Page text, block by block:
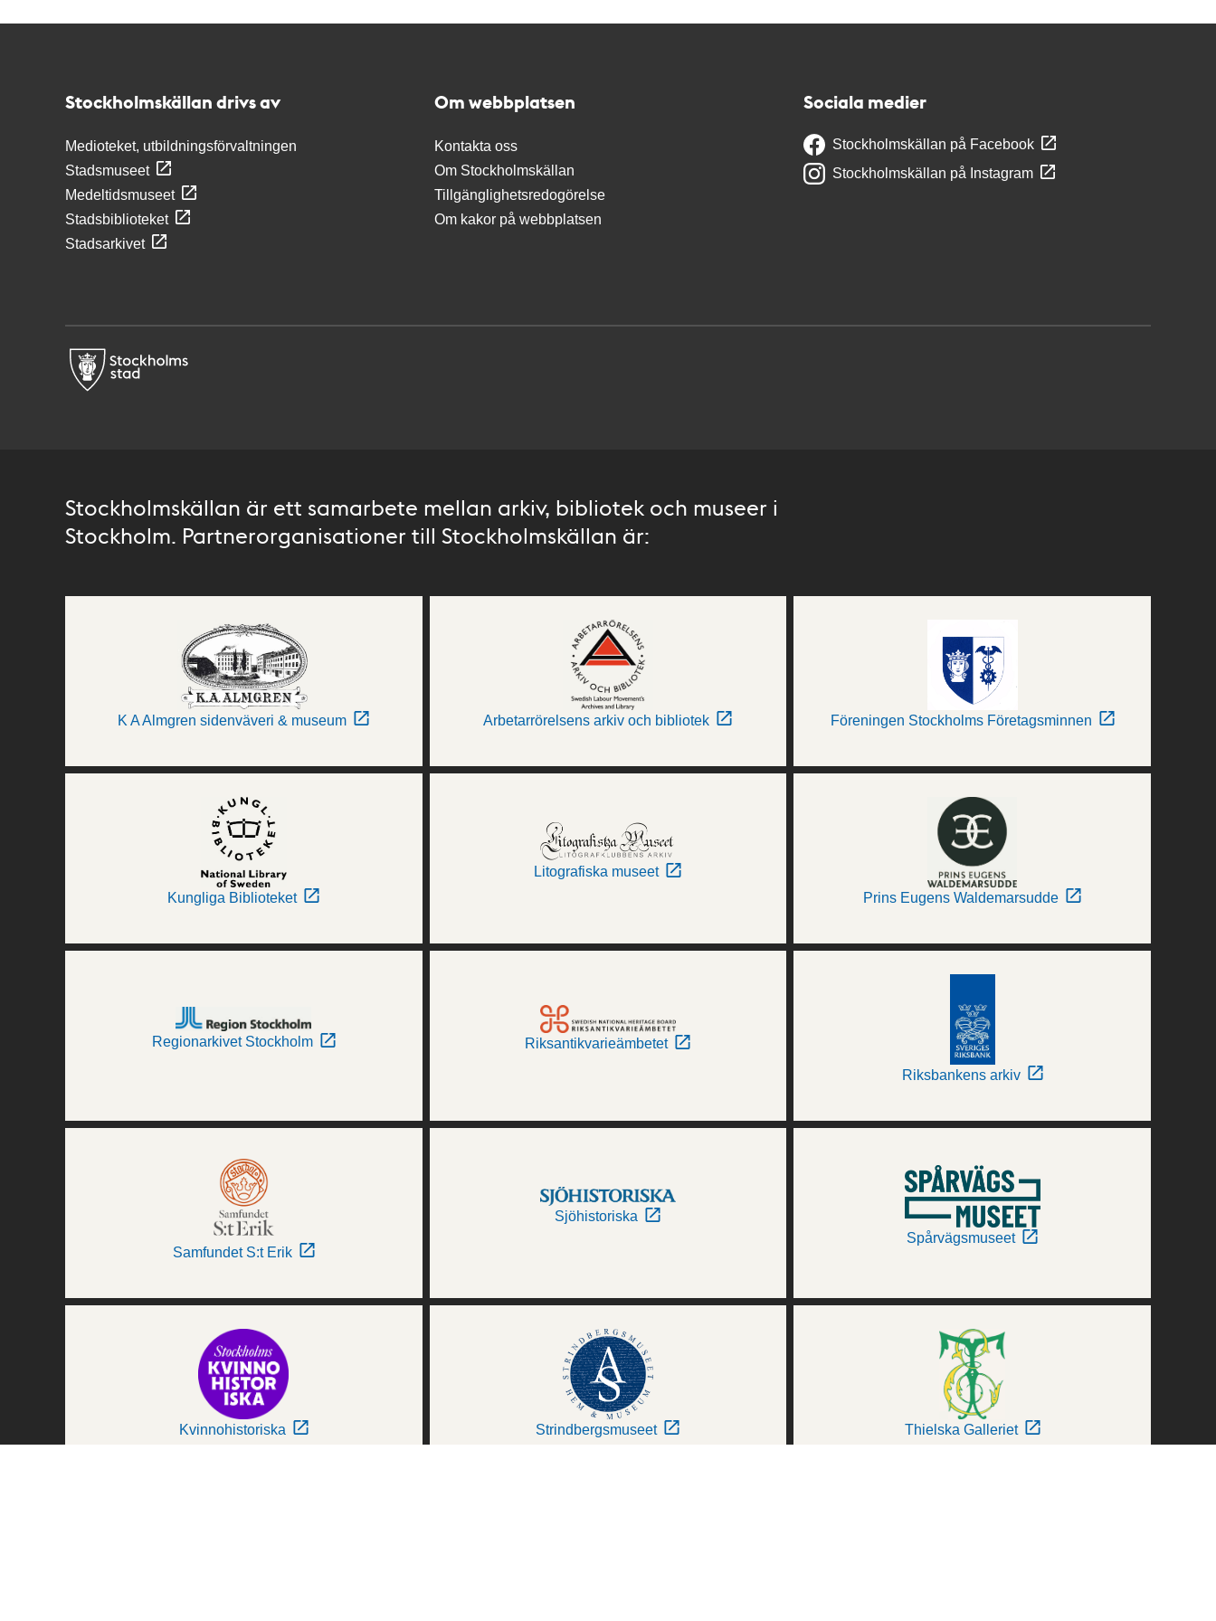
Stockholmskällan drivs av
Medioteket, utbildningsförvaltningen
Stadsmuseet
Medeltidsmuseet
Stadsbiblioteket
Stadsarkivet
Om webbplatsen
Kontakta oss
Om Stockholmskällan
Tillgänglighetsredogörelse
Om kakor på webbplatsen
Sociala medier
Stockholmskällan på Facebook
Stockholmskällan på Instagram
Stockholmskällan är ett samarbete mellan arkiv, bibliotek och museer i
Stockholm. Partnerorganisationer till Stockholmskällan är:
K A Almgren sidenväveri & museum Arbetarrörelsens arkiv och bibliotek Föreningen Stockholms Företagsminnen
Kungliga Biblioteket
Litografiska museet
Prins Eugens Waldemarsudde
Regionarkivet Stockholm Riksantikvarieämbetet
Riksbankens arkiv
Samfundet S:t Erik
Sjöhistoriska
Spårvägsmuseet
Kvinnohistoriska Strindbergsmuseet Thielska Galleriet